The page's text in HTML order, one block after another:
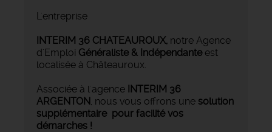
L'entreprise
INTERIM 36 CHATEAUROUX, notre Agence
d'Emploi Généraliste & Indépendante est
localisée à Châteauroux.
Associée à l'agence INTERIM 36
ARGENTON, nous vous offrons une solution
supplémentaire pour facilité vos
démarches !